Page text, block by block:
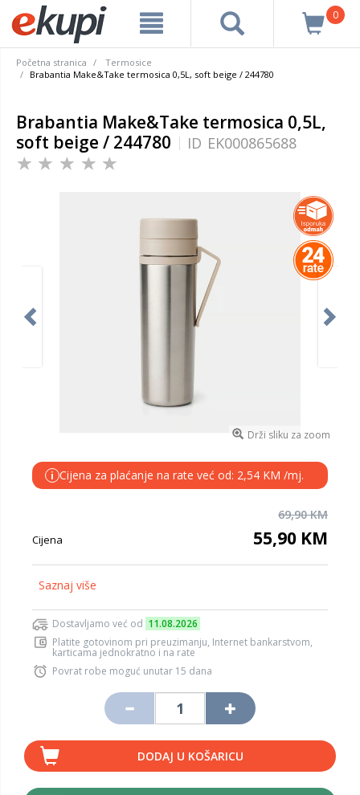
0
Početna stranica
Termosice
Brabantia Make&Take termosica 0,5L, soft beige / 244780
Brabantia Make&Take termosica 0,5L,
soft beige / 244780
ID EK000865688
Drži sliku za zoom
i Cijena za plaćanje na rate već od: 2,54 KM /mj.
69,90 KM
Cijena 55,90 KM
Saznaj više
Dostavljamo već od 11.08.2026
Platite gotovinom pri preuzimanju, Internet bankarstvom,
karticama jednokratno i na rate
Povrat robe moguć unutar 15 dana
DODAJ U KOŠARICU